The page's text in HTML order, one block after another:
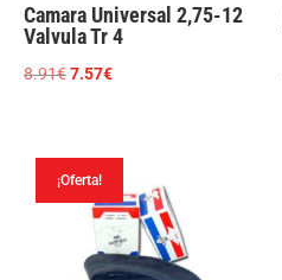
Camara Universal 2,75-12
Valvula Tr 4
8.91€El
7.57€El
7.57€.
¡Oferta!